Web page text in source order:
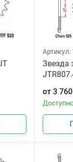
Артикул:
Звезда
от 3 760